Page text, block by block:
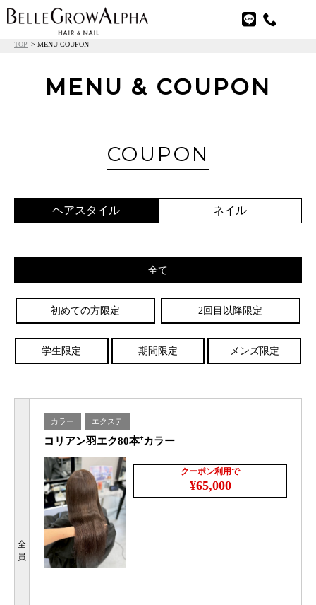

TOP MENU COUPON
MENU & COUPON
COUPON
ヘアスタイル ネイル
全て
初めての方限定 2回目以降限定
学生限定 期間限定 メンズ限定
全
員
カラー エクステ
コリアン羽エク80本⁺カラー
クーポン利用で
¥65,000